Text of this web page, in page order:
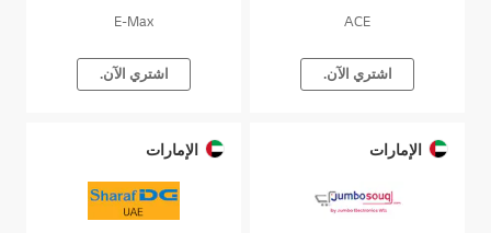
E-Max
اشتري الآن.
ACE
اشتري الآن.
الإمارات الإمارات